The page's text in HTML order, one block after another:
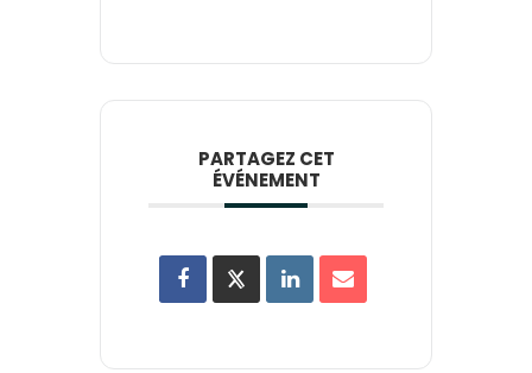
PARTAGEZ CET
ÉVÉNEMENT